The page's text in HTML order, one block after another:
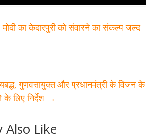
मोदी का केदारपुरी को संवारने का संकल्प जल्द
गुणवत्तायुक्त और प्रधानमंत्री के विजन के
लिए निर्देश →
Also Like